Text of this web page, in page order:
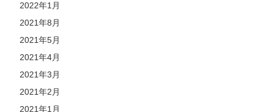
2022年1月
2021年8月
2021年5月
2021年4月
2021年3月
2021年2月
2021年1月